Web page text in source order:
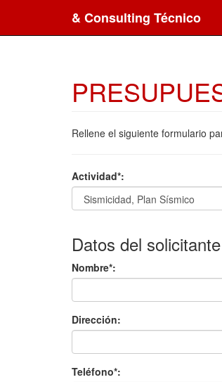
& Consulting Técnico
Rellene el siguiente formulario
Actividad*:
Datos del solicitante
Nombre*:
Dirección:
Teléfono*: